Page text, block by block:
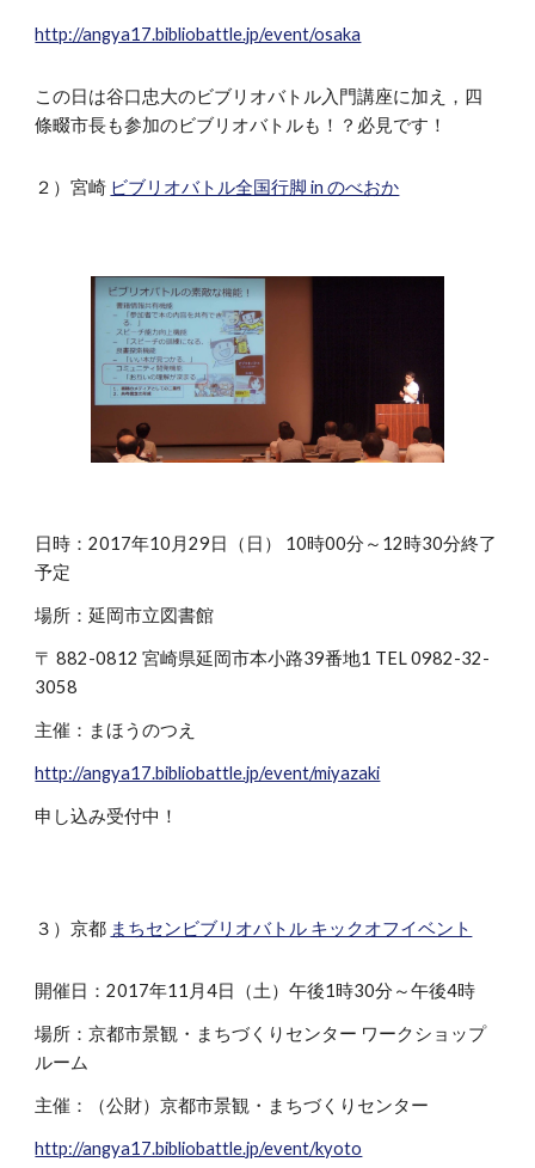
http://angya17.bibliobattle.jp/event/osaka
この日は谷口忠大のビブリオバトル入門講座に加え，四
條畷市長も参加のビブリオバトルも！？必見です！
２）宮崎 ビブリオバトル全国行脚 in のべおか
日時：2017年10月29日（日） 10時00分～12時30分終了
予定
場所：延岡市立図書館
〒 882-0812 宮崎県延岡市本小路39番地1 TEL 0982-32-
3058
主催：まほうのつえ
http://angya17.bibliobattle.jp/event/miyazaki
申し込み受付中！
３）京都 まちセンビブリオバトル キックオフイベント
開催日：2017年11月4日（土）午後1時30分～午後4時
場所：京都市景観・まちづくりセンター ワークショップ
ルーム
主催：（公財）京都市景観・まちづくりセンター
http://angya17.bibliobattle.jp/event/kyoto